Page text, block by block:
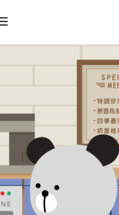
toggle
振
看
偷偷